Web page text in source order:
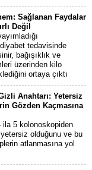
Sağlanan Faydalar
Değil
tedavisinde
bağışıklık ve
üzerinden kilo
ortaya çıktı
Anahtarı: Yetersiz
Gözden Kaçmasına
ila 5 kolonoskopiden
olduğunu ve bu
atlanmasına yol